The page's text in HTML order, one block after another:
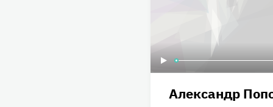
Александр